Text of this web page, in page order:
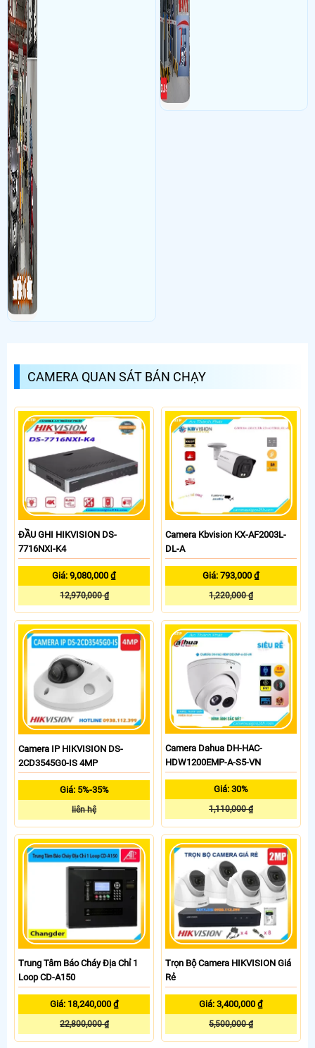
CAMERA QUAN SÁT BÁN CHẠY
ĐẦU GHI HIKVISION DS-
7716NXI-K4
Giá: 9,080,000 ₫
12,970,000 ₫
Camera Kbvision KX-AF2003L-
DL-A
Giá: 793,000 ₫
1,220,000 ₫
Camera IP HIKVISION DS-
2CD3545G0-IS 4MP
Giá: 5%-35%
liên hệ
Camera Dahua DH-HAC-
HDW1200EMP-A-S5-VN
Giá: 30%
1,110,000 ₫
Trung Tâm Báo Cháy Địa Chỉ 1
Loop CD-A150
Giá: 18,240,000 ₫
22,800,000 ₫
Trọn Bộ Camera HIKVISION Giá
Rẻ
Giá: 3,400,000 ₫
5,500,000 ₫